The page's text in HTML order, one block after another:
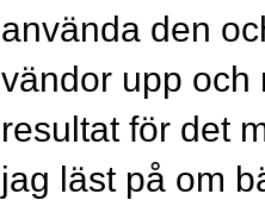
använda den
vändor upp och
resultat för det
jag läst på om